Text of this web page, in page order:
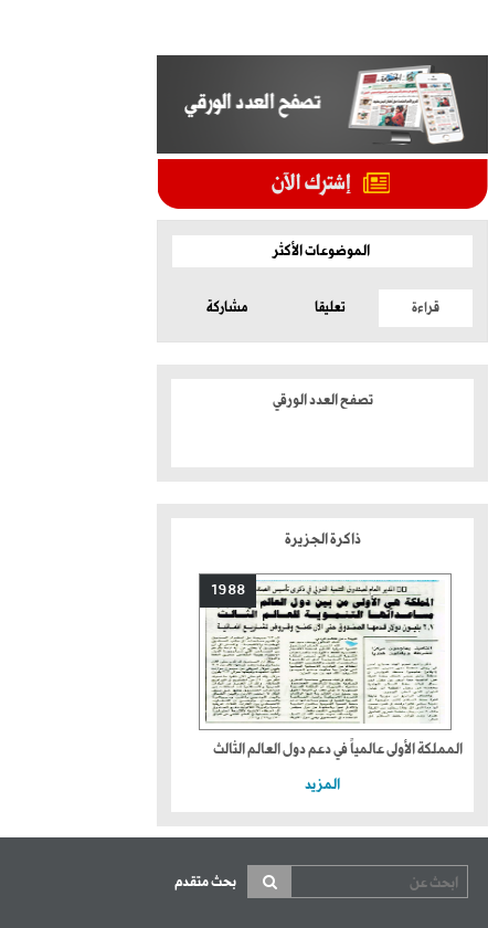
الموضوعات الأكثر
قراءة تعليقا مشاركة
تصفح العدد الورقي
ذاكرة الجزيرة
1988
المملكة الأولى عالمياً في دعم دول العالم الثالث
المزيد
بحث متقدم